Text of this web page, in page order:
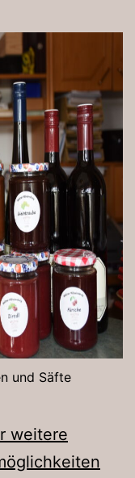
und Säfte
weitere